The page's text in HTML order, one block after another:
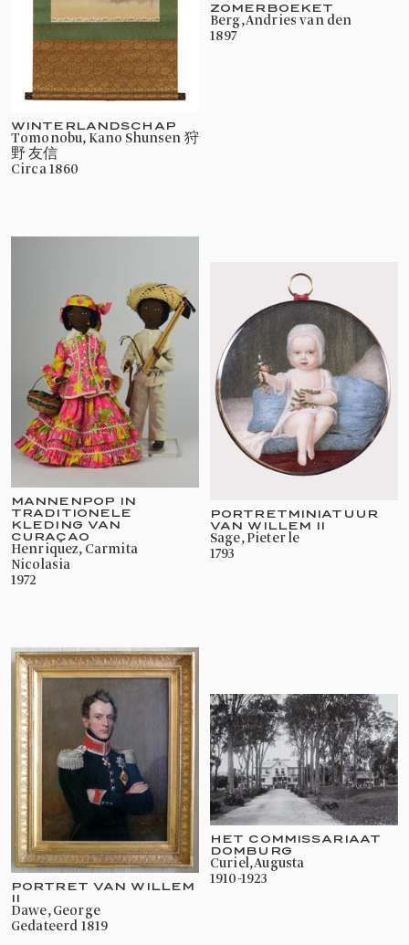
WINTERLANDSCHAP
Tomonobu, Kano Shunsen 狩
野 友信
circa 1860
ZOMERBOEKET
Berg, Andries van den
1897
MANNENPOP IN
TRADITIONELE
KLEDING VAN
CURAÇAO
Henriquez, Carmita
Nicolasia
1972
PORTRETMINIATUUR
VAN WILLEM II
Sage, Pieter le
1793
PORTRET VAN WILLEM
II
Dawe, George
gedateerd 1819
HET COMMISSARIAAT
DOMBURG
Curiel, Augusta
1910-1923